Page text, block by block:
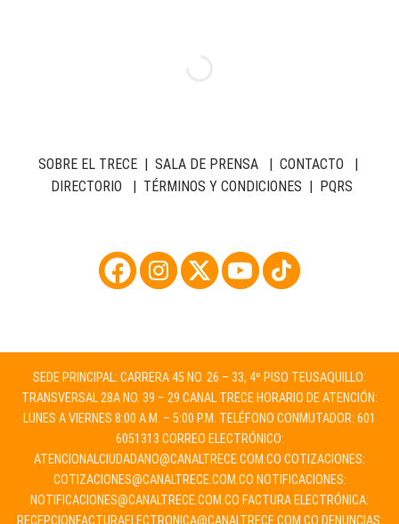
SOBRE EL TRECE| SALA DE PRENSA| CONTACTO
DIRECTORIO
TÉRMINOS Y CONDICIONES PQRS
SEDE PRINCIPAL: CARRERA 45 NO. 26 – 33, 4º PISO TEUSAQUILLO:
TRANSVERSAL 28A NO. 39 – 29 CANAL TRECE HORARIO DE ATENCIÓN:
LUNES A VIERNES 8:00 A.M. – 5:00 P.M. TELÉFONO CONMUTADOR: 601
6051313 CORREO ELECTRÓNICO:
ATENCIONALCIUDADANO@CANALTRECE.COM.CO COTIZACIONES:
COTIZACIONES@CANALTRECE.COM.CO NOTIFICACIONES:
NOTIFICACIONES@CANALTRECE.COM.CO FACTURA ELECTRÓNICA: